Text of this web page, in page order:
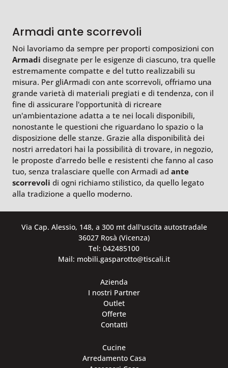
Armadi ante scorrevoli
Noi lavoriamo da sempre per proporti composizioni con
Armadi disegnate per le esigenze di ciascuno, tra quelle
estremamente compatte e del tutto realizzabili su
misura. Per gliArmadi con ante scorrevoli, offriamo una
grande varietà di materiali pregiati e di tendenza, con il
fine di assicurare l'opportunità di ricreare
un'ambientazione adatta a te nei locali disponibili,
nonostante le questioni che riguardano lo spazio o la
disposizione delle stanze. Grazie alla disponibilità dei
nostri arredatori hai la possibilità di trovare, in negozio,
le proposte d'arredo belle e resistenti che fanno al caso
tuo, senza tralasciare quelle con Armadi ad ante
scorrevoli di ogni richiamo stilistico, da quello legato
alla tradizione a quello moderno.
Via Cap. Alessio, 148, a 300 mt dall'uscita autostradale
36027 Rosà (Vicenza)
Tel: 042485100
Mail: mobili.gasparotto@tiscali.it
Azienda
I nostri Partner
Outlet
Offerte
Contatti
Cucine
Arredamento Casa